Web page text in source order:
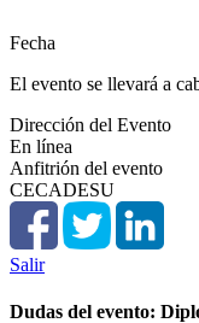
Fecha
El evento se llevará a
Dirección del Evento
En línea
Anfitrión del evento
CECADESU
Salir
Dudas del evento: